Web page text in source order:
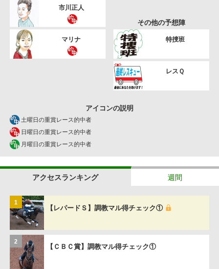
市川正人
マリナ
その他の予想陣
特捜班
レスＱ
アイコンの説明
土曜日の重賞レース的中者
日曜日の重賞レース的中者
月曜日の重賞レース的中者
アクセスランキング 週間
1
【レパードＳ】調教マル得チェック①
2
【ＣＢＣ賞】調教マル得チェック①